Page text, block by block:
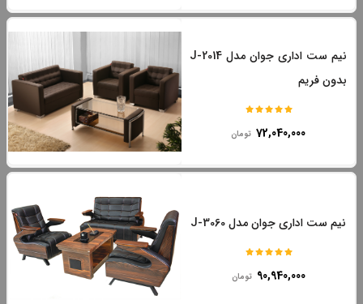
نیم ست اداری جوان مدل J-2014
بدون فریم
72,040,000 تومان
نیم ست اداری جوان مدل J-3060
90,940,000 تومان